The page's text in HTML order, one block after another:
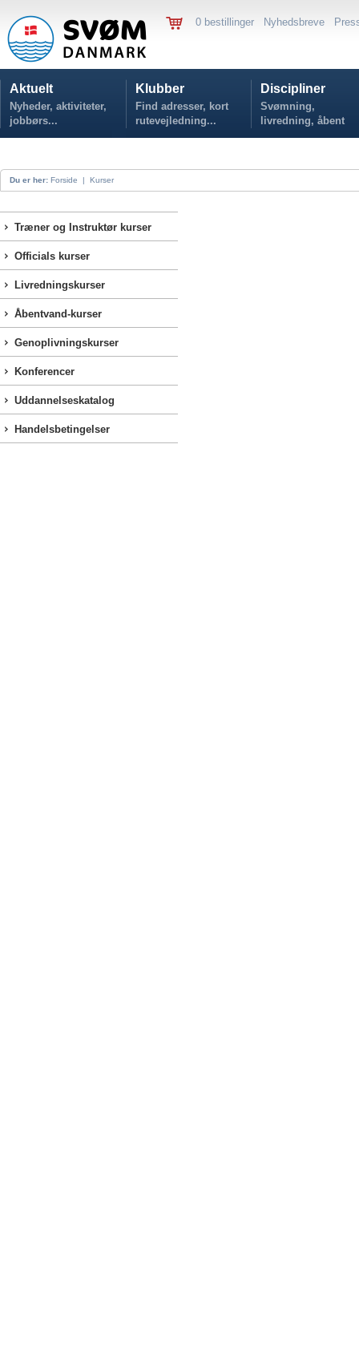
0 bestillinger Nyhedsbreve
Aktuelt
Nyheder, aktiviteter,
jobbørs...
Klubber
Find adresser, kort
rutevejledning...
Discipliner
Svømning,
livredning, åbent
vand...
Du er her: Forside | Kurser
Træner og Instruktør kurser
Officials kurser
Livredningskurser
Åbentvand-kurser
Genoplivningskurser
Konferencer
Uddannelseskatalog
Handelsbetingelser